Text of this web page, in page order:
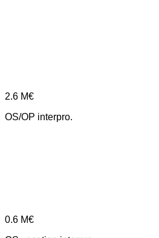
2.6 M€
OS/OP interpro.
0.6 M€